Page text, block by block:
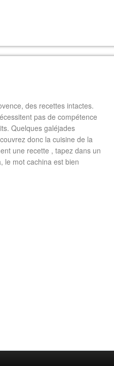
des recettes intactes.
pas de compétence
Quelques galéjades
donc la cuisine de la
une recette , tapez dans un
le mot cachina est bien